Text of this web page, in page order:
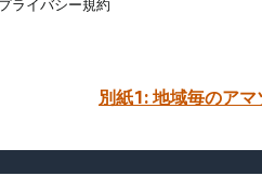
ライバシー規約
別紙1: 地域毎のア